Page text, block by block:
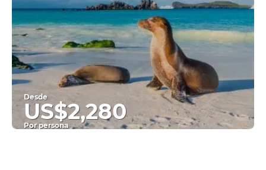
Desde
US$2,280
Por persona